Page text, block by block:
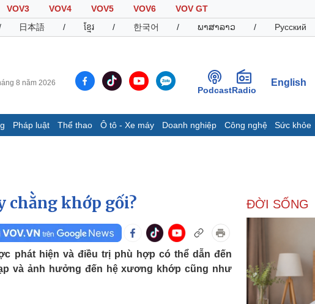
VOV3 VOV4 VOV5 VOV6
VOV GT
日本語 / ខ្មែរ / 한국어 / ພາສາລາວ / Русский
8 năm 2026
PodcastRadio
English
Pháp luật Thể thao Ô tô - Xe máy Doanh nghiệp Công nghệ Sức khỏe
E-Magazine
Infographic
Ô tô - Xe máy
Ô tô
Doanh nghiệp
Thông tin doanh nghiệp
Doanh nghiệp 24h
chằng khớp gối?
phát hiện và điều trị phù hợp có thể dẫn đến
và ảnh hưởng đến hệ xương khớp cũng như
ĐỜI SỐNG